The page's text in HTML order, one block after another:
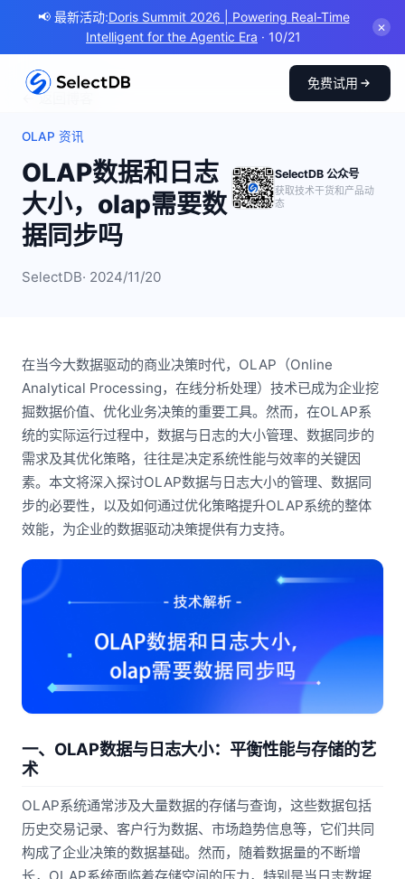
📢 最新活动:Doris Summit 2026 | Powering Real-Time
Intelligent for the Agentic Era · 10/21
✕
免费试用
← 返回博客
OLAP 资讯
OLAP数据和日志
大小，olap需要数
据同步吗
SelectDB· 2024/11/20
SelectDB 公众号
获取技术干货和产品动
态
在当今大数据驱动的商业决策时代，OLAP（Online
Analytical Processing，在线分析处理）技术已成为企业挖
掘数据价值、优化业务决策的重要工具。然而，在OLAP系
统的实际运行过程中，数据与日志的大小管理、数据同步的
需求及其优化策略，往往是决定系统性能与效率的关键因
素。本文将深入探讨OLAP数据与日志大小的管理、数据同
步的必要性，以及如何通过优化策略提升OLAP系统的整体
效能，为企业的数据驱动决策提供有力支持。
一、OLAP数据与日志大小：平衡性能与存储的艺
术
OLAP系统通常涉及大量数据的存储与查询，这些数据包括
历史交易记录、客户行为数据、市场趋势信息等，它们共同
构成了企业决策的数据基础。然而，随着数据量的不断增
长，OLAP系统面临着存储空间的压力，特别是当日志数据